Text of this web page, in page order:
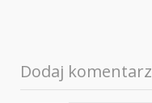
Dodaj komentarz